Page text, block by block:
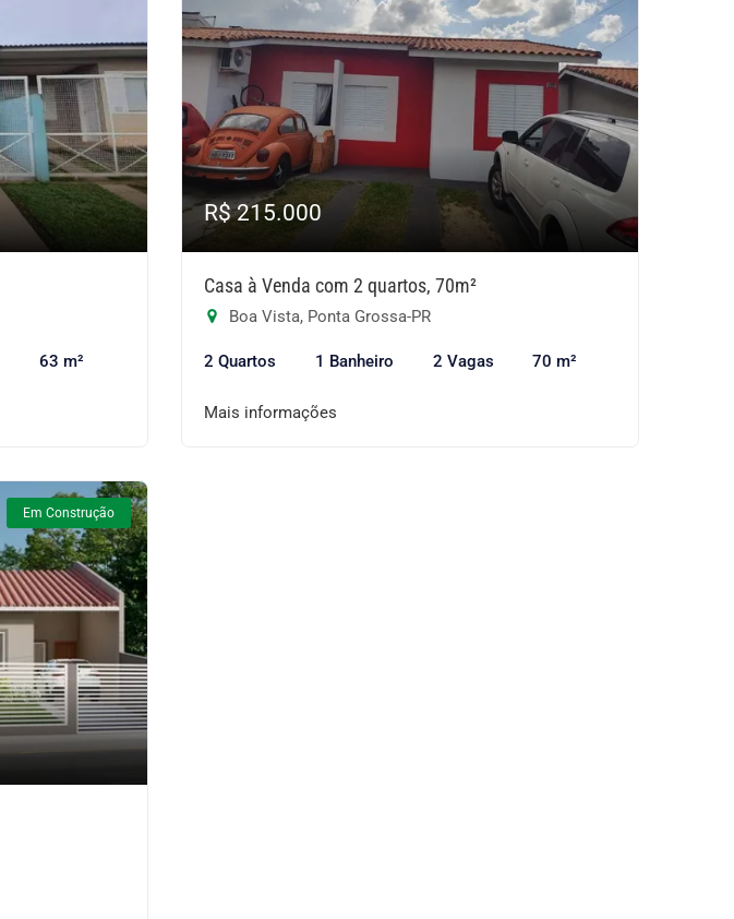
63 m²
R$ 215.000
Casa à Venda com 2 quartos, 70m²
Boa Vista, Ponta Grossa-PR
2 Quartos 1 Banheiro 2 Vagas 70 m²
Mais informações
Em Construção